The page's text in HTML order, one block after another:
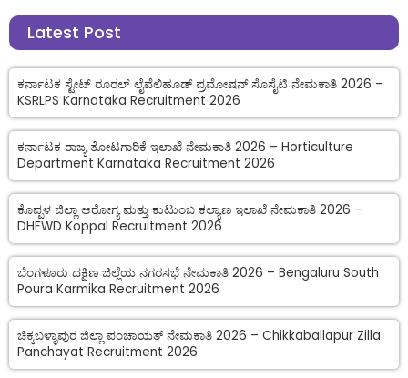
Latest Post
ಕರ್ನಾಟಕ ಸ್ಟೇಟ್ ರೂರಲ್ ಲೈವೆಲಿಹೂಡ್ ಪ್ರಮೋಷನ್ ಸೊಸೈಟಿ ನೇಮಕಾತಿ 2026 –
KSRLPS Karnataka Recruitment 2026
ಕರ್ನಾಟಕ ರಾಜ್ಯ ತೋಟಗಾರಿಕೆ ಇಲಾಖೆ ನೇಮಕಾತಿ 2026 – Horticulture
Department Karnataka Recruitment 2026
ಕೊಪ್ಪಳ ಜಿಲ್ಲಾ ಆರೋಗ್ಯ ಮತ್ತು ಕುಟುಂಬ ಕಲ್ಯಾಣ ಇಲಾಖೆ ನೇಮಕಾತಿ 2026 –
DHFWD Koppal Recruitment 2026
ಬೆಂಗಳೂರು ದಕ್ಷಿಣ ಜಿಲ್ಲೆಯ ನಗರಸಭೆ ನೇಮಕಾತಿ 2026 – Bengaluru South
Poura Karmika Recruitment 2026
ಚಿಕ್ಕಬಳ್ಳಾಪುರ ಜಿಲ್ಲಾ ಪಂಚಾಯತ್ ನೇಮಕಾತಿ 2026 – Chikkaballapur Zilla
Panchayat Recruitment 2026